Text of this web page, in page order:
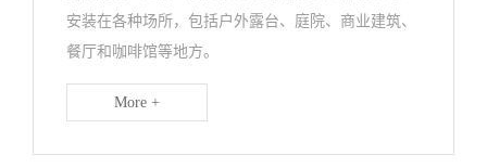
安装在各种场所，包括户外露台、庭院、商业建筑、
餐厅和咖啡馆等地方。
More +